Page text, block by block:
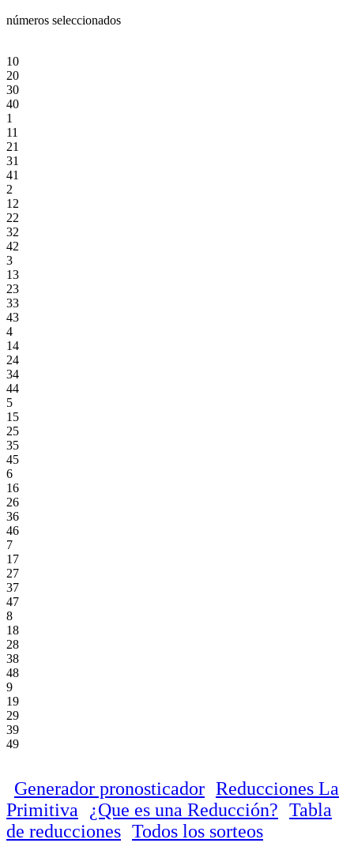
números seleccionados
10
20
30
40
1
11
21
31
41
2
12
22
32
42
3
13
23
33
43
4
14
24
34
44
5
15
25
35
45
6
16
26
36
46
7
17
27
37
47
8
18
28
38
48
9
19
29
39
49
Generador pronosticador Reducciones La
Primitiva
¿Que es una Reducción? Tabla
de reducciones Todos los sorteos